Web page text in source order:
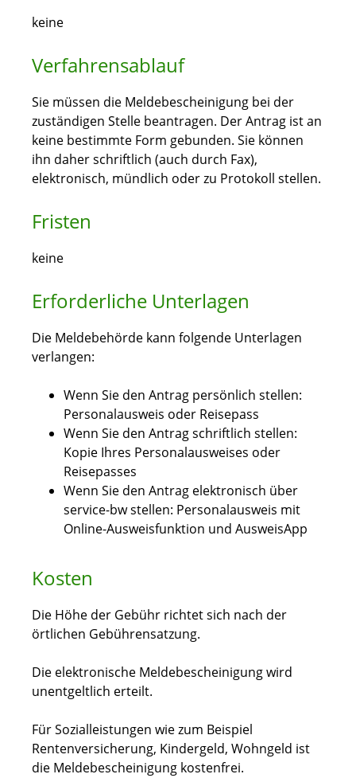
keine
Verfahrensablauf
Sie müssen die Meldebescheinigung bei der
zuständigen Stelle beantragen. Der Antrag ist an
keine bestimmte Form gebunden. Sie können
ihn daher schriftlich (auch durch Fax),
elektronisch, mündlich oder zu Protokoll stellen.
Fristen
keine
Erforderliche Unterlagen
Die Meldebehörde kann folgende Unterlagen
verlangen:
Wenn Sie den Antrag persönlich stellen:
Personalausweis oder Reisepass
Wenn Sie den Antrag schriftlich stellen:
Kopie Ihres Personalausweises oder
Reisepasses
Wenn Sie den Antrag elektronisch über
service-bw stellen: Personalausweis mit
Online-Ausweisfunktion und AusweisApp
Kosten
Die Höhe der Gebühr richtet sich nach der
örtlichen Gebührensatzung.
Die elektronische Meldebescheinigung wird
unentgeltlich erteilt.
Für Sozialleistungen wie zum Beispiel
Rentenversicherung, Kindergeld, Wohngeld ist
die Meldebescheinigung kostenfrei.